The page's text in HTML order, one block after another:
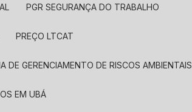
PGR SEGURANÇA DO TRABALHO
PREÇO LTCAT
DE GERENCIAMENTO DE RISCOS AMBIENTAIS
EM UBÁ